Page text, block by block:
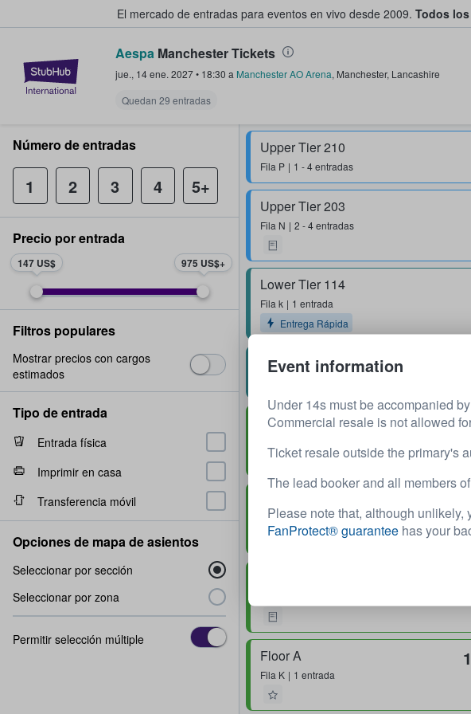
El mercado de entradas para eventos en vivo desde 2009. Todos
StubHub: compra y venta de entradas entre
Aespa Manchester Tickets
jue., 14 ene. 2027• 18:30 a Manchester AO Arena, Manchester, Lancashire
Quedan 29 entradas
Upper Tier 210
Fila P 1 - 4 entradas
Upper Tier 203
Fila N 2 - 4 entradas
Lower Tier 114
Fila k
1 entrada
Entrega Rápida
Lower Tier 109
Floor E
Entrega Rápida
Fila A
2 entradas
Entrega Rápida
Floor A
Fila K 1 entrada
Número de entradas
1 2 3 4 5+
Precio por entrada
147 US$ 975 US$
Filtros populares
Mostrar precios con cargos
estimados
Tipo de entrada
Entrada física
Imprimir en casa
Transferencia móvil
Opciones de mapa de asientos
Seleccionar por sección
Seleccionar por zona
Permitir selección múltiple
Event information
Under 14s must be accompanied
Commercial resale is not allowed
Ticket resale outside the primary's
The lead booker and all members
Please note that, although unlikely,
FanProtect® guarantee has your